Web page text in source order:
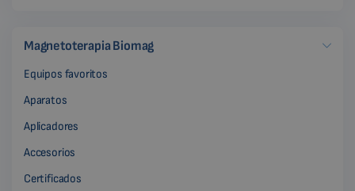
Magnetoterapia Biomag
Equipos favoritos
Aparatos
Aplicadores
Accesorios
Certificados